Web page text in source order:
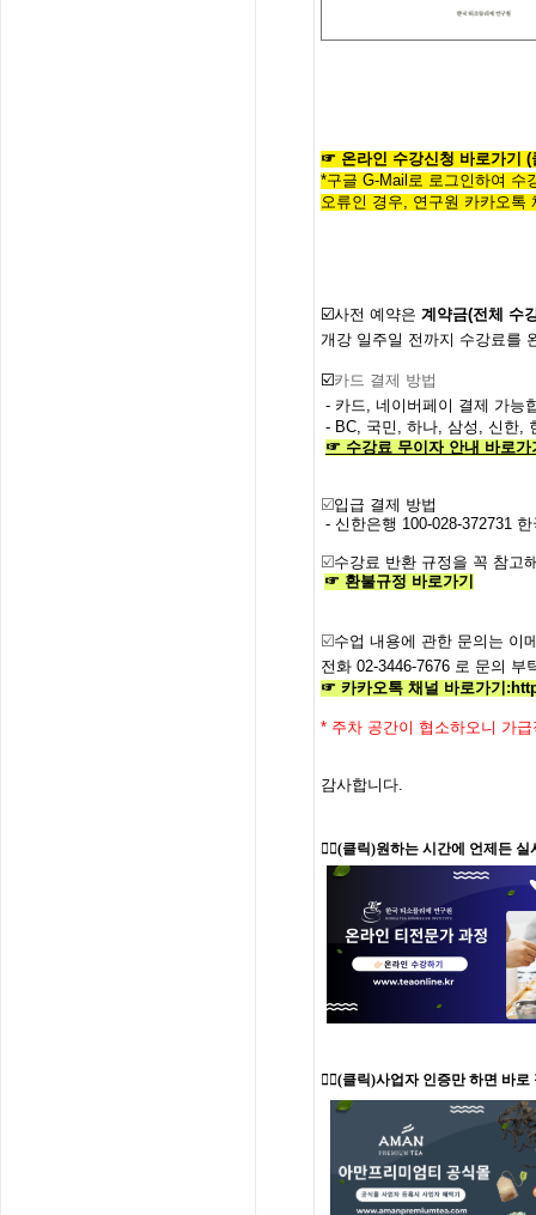
☞ 온라인 수강신청 바로가기 (
*구글 G-Mail로 로그인하여 수
오류인 경우, 연구원 카카오톡
☑️사전 예약은 계약금(전체 수
개강 일주일 전까지 수강료를
☑️카드 결제 방법
- 카드, 네이버페이 결제 가능
- BC, 국민, 하나, 삼성, 신한,
☞ 수강료 무이자 안내 바로가
☑️입급 결제 방법
- 신한은행 100-028-372731
☑️수강료 반환 규정을 꼭 참고
☞ 환불규정 바로가기
☑️수업 내용에 관한 문의는 이
전화 02-3446-7676 로 문의 부
☞ 카카오톡 채널 바로가기 :
* 주차 공간이 협소하오니 가
감사합니다.
👉🏻(클릭)원하는 시간에 언제든
👉🏻(클릭)사업자 인증만 하면 바